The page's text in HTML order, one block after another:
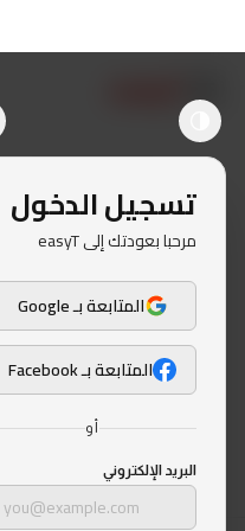
تسجيل الدخول
مرحبا بعودتك إلى easyT
المتابعة بـ Google
المتابعة بـ Facebook
أو
البريد الإلكتروني